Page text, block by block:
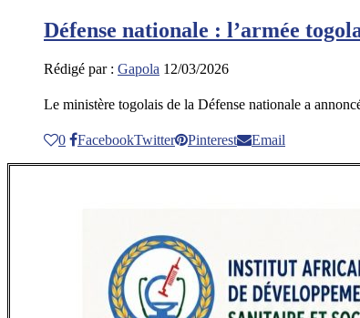
Défense nationale : l’armée
Rédigé par : Gapola 12/03/2026
Le ministère togolais de la Défense nationale a
0 FacebookTwitter Pinterest Email